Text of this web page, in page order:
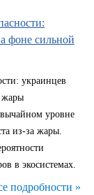
фоне сильной
украинцев
жары
уровне
из-за жары.
в экосистемах.
подробности »